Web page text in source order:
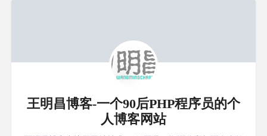
王明昌博客-一个90后PHP程序员的个
人博客网站